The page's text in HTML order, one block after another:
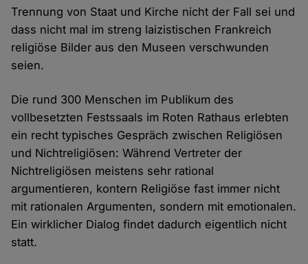
Trennung von Staat und Kirche nicht der Fall sei und
dass nicht mal im streng laizistischen Frankreich
religiöse Bilder aus den Museen verschwunden
seien.
Die rund 300 Menschen im Publikum des
vollbesetzten Festssaals im Roten Rathaus erlebten
ein recht typisches Gespräch zwischen Religiösen
und Nichtreligiösen: Während Vertreter der
Nichtreligiösen meistens sehr rational
argumentieren, kontern Religiöse fast immer nicht
mit rationalen Argumenten, sondern mit emotionalen.
Ein wirklicher Dialog findet dadurch eigentlich nicht
statt.